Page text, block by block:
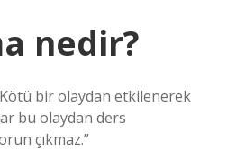
nedir?
Kötü bir olaydan etkilenerek
bu olaydan ders
çıkmaz.”